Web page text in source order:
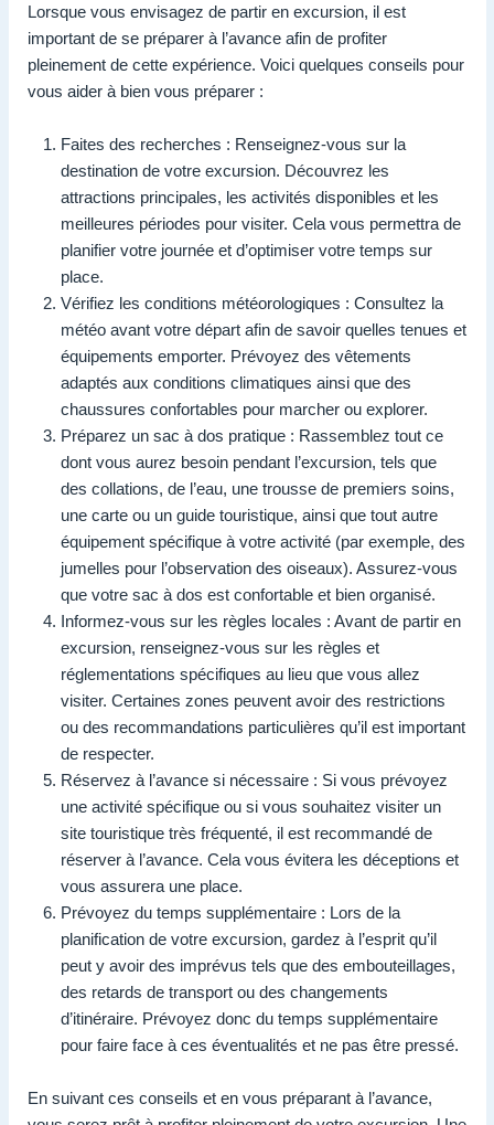
Lorsque vous envisagez de partir en excursion, il est
important de se préparer à l’avance afin de profiter
pleinement de cette expérience. Voici quelques conseils pour
vous aider à bien vous préparer :
Faites des recherches : Renseignez-vous sur la
destination de votre excursion. Découvrez les
attractions principales, les activités disponibles et les
meilleures périodes pour visiter. Cela vous permettra de
planifier votre journée et d’optimiser votre temps sur
place.
Vérifiez les conditions météorologiques : Consultez la
météo avant votre départ afin de savoir quelles tenues et
équipements emporter. Prévoyez des vêtements
adaptés aux conditions climatiques ainsi que des
chaussures confortables pour marcher ou explorer.
Préparez un sac à dos pratique : Rassemblez tout ce
dont vous aurez besoin pendant l’excursion, tels que
des collations, de l’eau, une trousse de premiers soins,
une carte ou un guide touristique, ainsi que tout autre
équipement spécifique à votre activité (par exemple, des
jumelles pour l’observation des oiseaux). Assurez-vous
que votre sac à dos est confortable et bien organisé.
Informez-vous sur les règles locales : Avant de partir en
excursion, renseignez-vous sur les règles et
réglementations spécifiques au lieu que vous allez
visiter. Certaines zones peuvent avoir des restrictions
ou des recommandations particulières qu’il est important
de respecter.
Réservez à l’avance si nécessaire : Si vous prévoyez
une activité spécifique ou si vous souhaitez visiter un
site touristique très fréquenté, il est recommandé de
réserver à l’avance. Cela vous évitera les déceptions et
vous assurera une place.
Prévoyez du temps supplémentaire : Lors de la
planification de votre excursion, gardez à l’esprit qu’il
peut y avoir des imprévus tels que des embouteillages,
des retards de transport ou des changements
d’itinéraire. Prévoyez donc du temps supplémentaire
pour faire face à ces éventualités et ne pas être pressé.
En suivant ces conseils et en vous préparant à l’avance,